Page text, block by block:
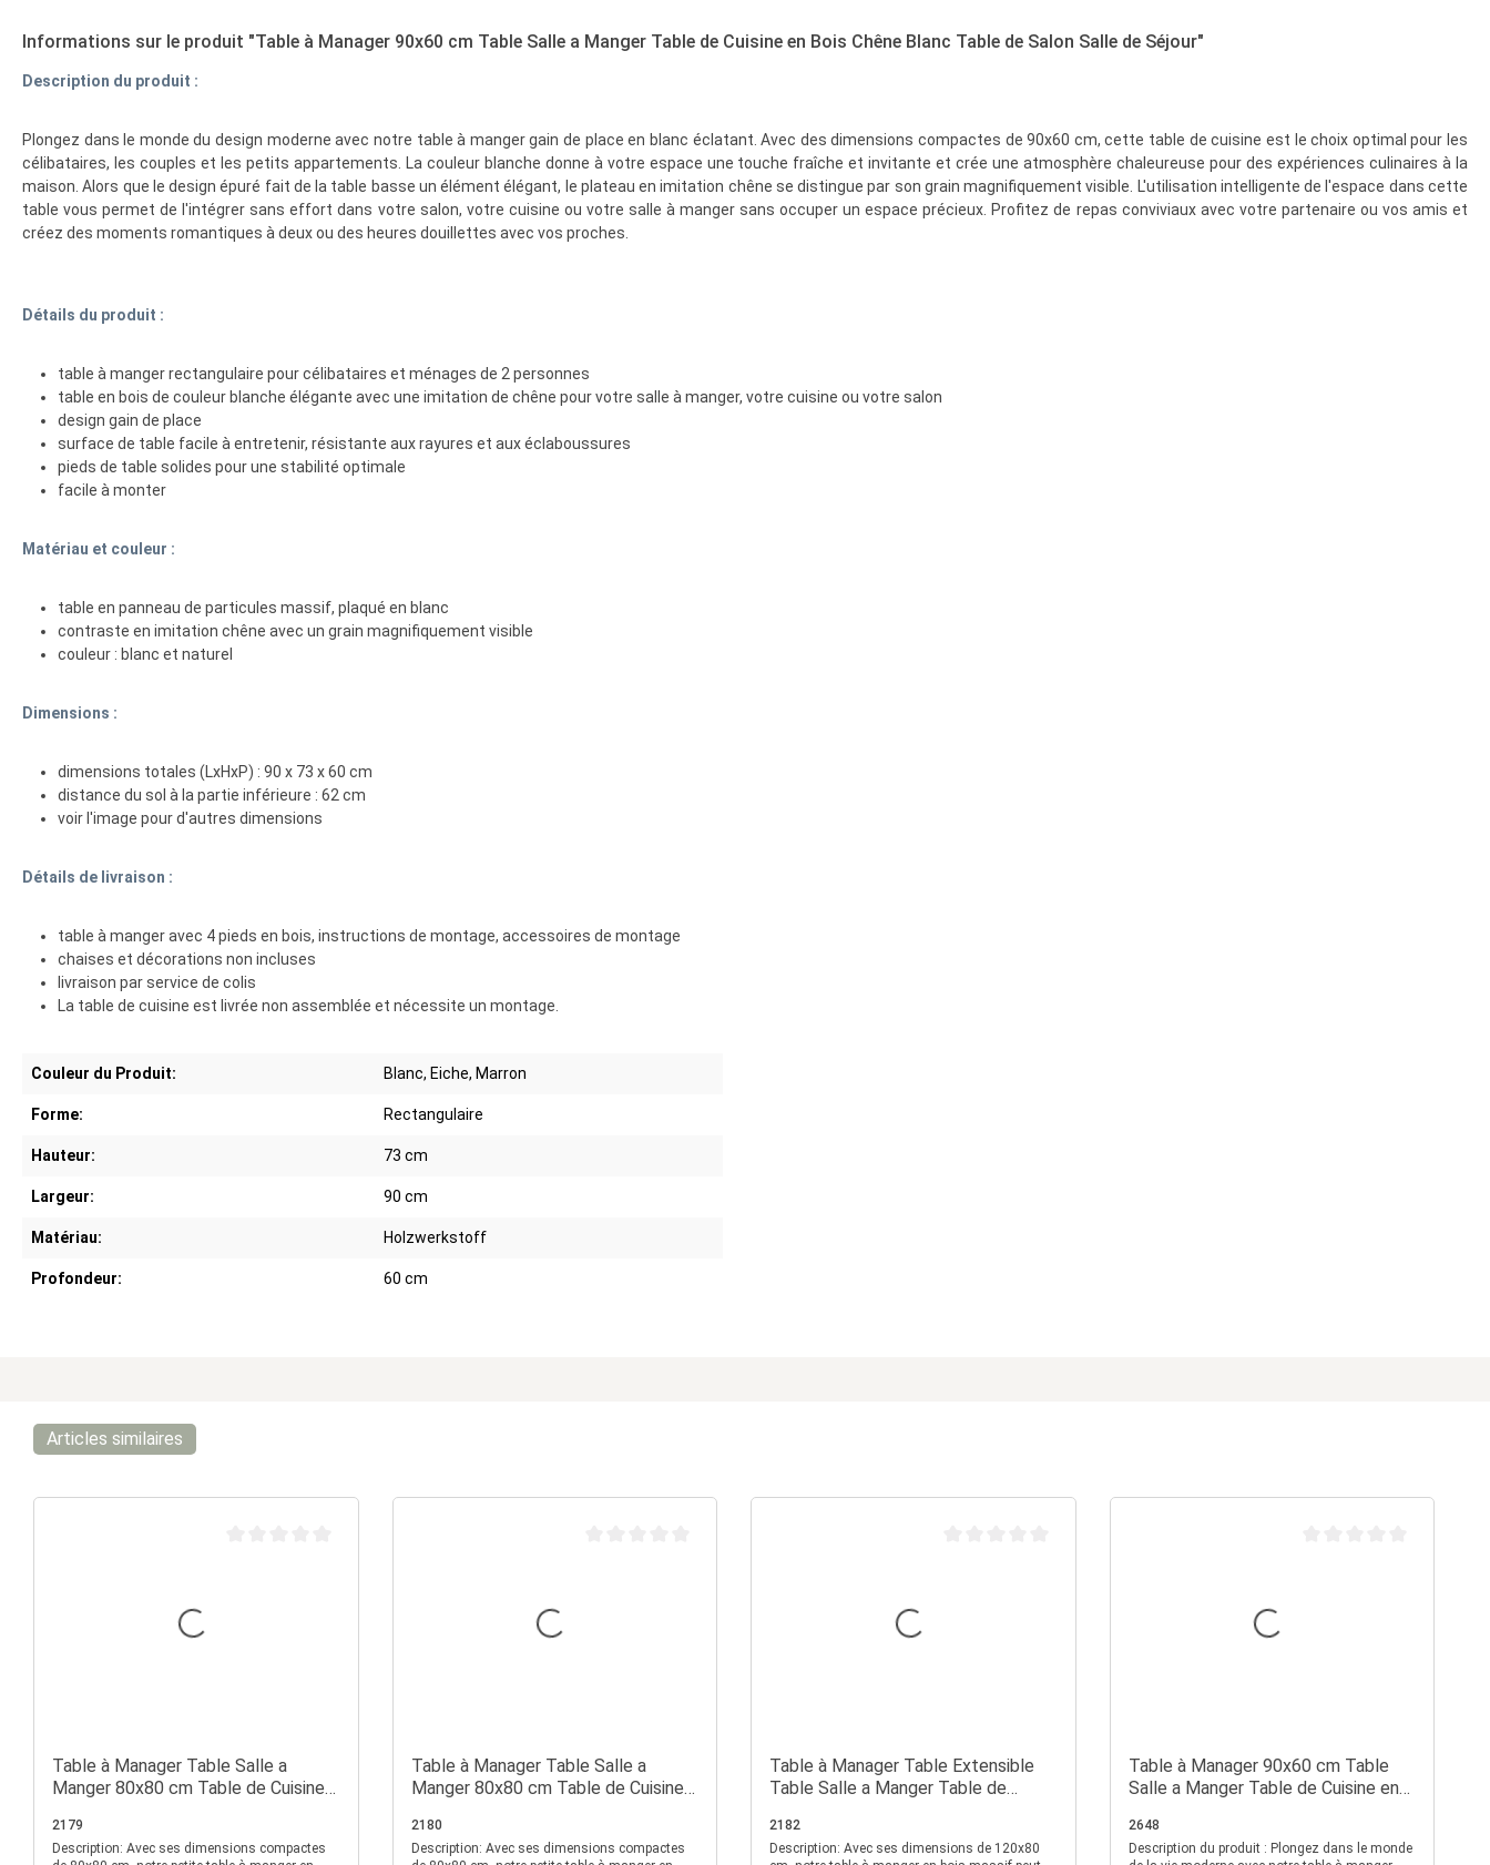
Informations sur le produit "Table à Manager 90x60 cm Table Salle a Manger Table de Cuisine en Bois Chêne Blanc Table de Salon Salle de Séjour"
Description du produit :
Plongez dans le monde du design moderne avec notre table à manger gain de place en blanc éclatant. Avec des dimensions compactes de 90x60 cm, cette table de cuisine est le choix optimal pour les
célibataires, les couples et les petits appartements. La couleur blanche donne à votre espace une touche fraîche et invitanteet crée une atmosphère chaleureuse pour des expériences culinaires à la
maison. Alors que le design épuré fait de la table basse un élément élégant, le plateau en imitation chêne se distingue par son grain magnifiquement visible. L'utilisation intelligente de l'espace dans cette
table vous permet de l'intégrer sans effort dans votre salon, votre cuisine ou votre salle à manger sans occuper un espace précieux. Profitez de repas conviviaux avec votre partenaire ou vos amis et
créez des moments romantiques à deux ou des heures douillettes avec vos proches.
Détails du produit :
table à manger rectangulaire pour célibataires et ménages de 2 personnes
table en bois de couleur blanche élégante avec une imitation de chêne pour votre salle à manger, votre cuisine ou votre salon
design gain de place
surface de table facile à entretenir, résistante aux rayures et aux éclaboussures
pieds de table solides pour une stabilité optimale
facile à monter
Matériau et couleur :
table en panneau de particules massif, plaqué en blanc
contraste en imitation chêne avec un grain magnifiquement visible
couleur : blanc et naturel
Dimensions :
dimensions totales (LxHxP) : 90 x 73 x 60 cm
distance du sol à la partie inférieure : 62 cm
voir l'image pour d'autres dimensions
Détails de livraison :
table à manger avec 4 pieds en bois, instructions de montage, accessoires de montage
chaises et décorations non incluses
livraison par service de colis
La table de cuisine est livrée non assemblée et nécessite un montage.
Couleur du Produit: Blanc, Eiche, Marron
Forme: Rectangulaire
Hauteur: 73 cm
Largeur: 90 cm
Matériau: Holzwerkstoff
Profondeur: 60 cm
Articles similaires
Table à Manager Table Salle a
Manger 80x80 cm Table de Cuisine
2179
Description: Avec ses dimensions compactes
Table à Manager Table Salle a
Manger 80x80 cm Table de Cuisine
2180
Description: Avec ses dimensions compactes
Table à Manager Table Extensible
Table Salle a Manger Table de
2182
Description: Avec ses dimensions de 120x80
Table à Manager 90x60 cm Table
Salle a Manger Table de Cuisine en
Séjour
2648
Description du produit : Plongez dans le monde